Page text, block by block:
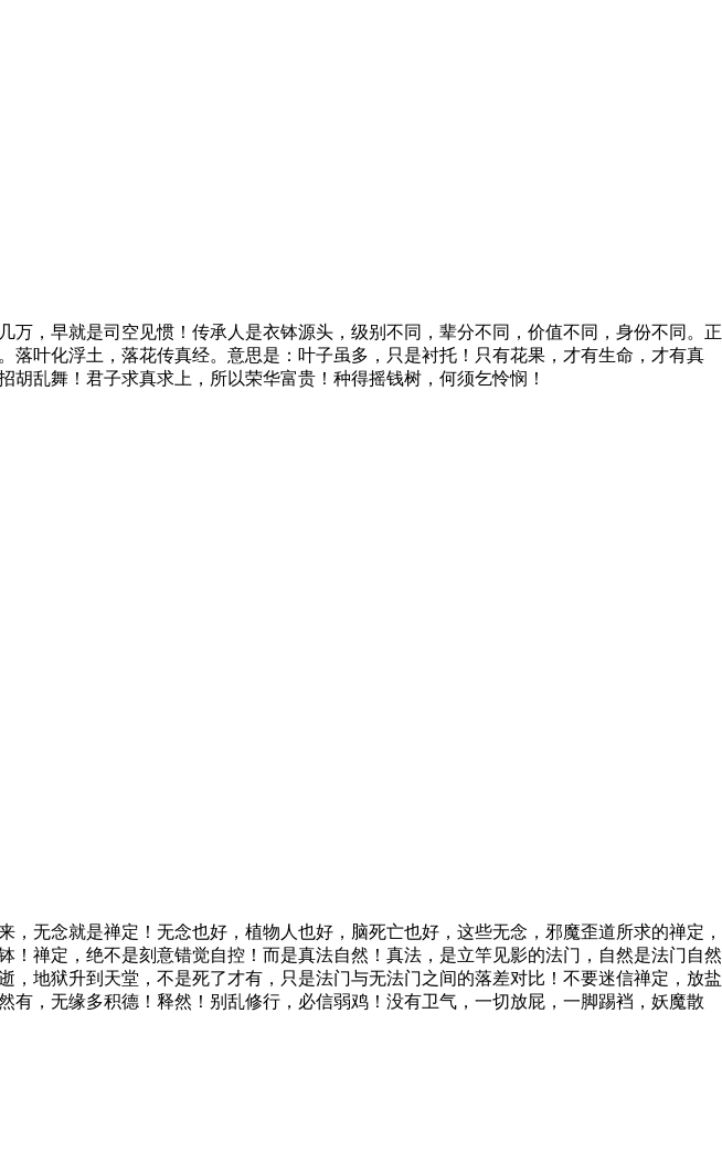
，早就是司空见惯！传承人是衣钵源头，级别不同，辈分不同，价值不同，身份不同。正
叶化浮土，落花传真经。意思是：叶子虽多，只是衬托！只有花果，才有生命，才有真
乱舞！君子求真求上，所以荣华富贵！种得摇钱树，何须乞怜悯！
念就是禅定！无念也好，植物人也好，脑死亡也好，这些无念，邪魔歪道所求的禅定，
禅定，绝不是刻意错觉自控！而是真法自然！真法，是立竿见影的法门，自然是法门自然
地狱升到天堂，不是死了才有，只是法门与无法门之间的落差对比！不要迷信禅定，放盐
，无缘多积德！释然！别乱修行，必信弱鸡！没有卫气，一切放屁，一脚踢裆，妖魔散